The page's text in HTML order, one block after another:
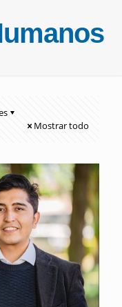
Mostrar todo